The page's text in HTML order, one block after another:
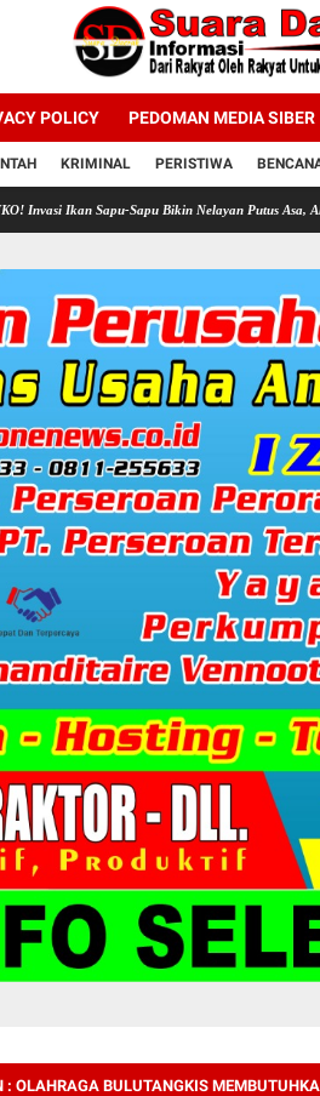
POLICY PEDOMAN MEDIA SIBER
KRIMINAL PERISTIWA
Sapu Bikin Nelayan Putus Asa, Alat Tangkap
: OLAHRAGA BULUTANGKIS